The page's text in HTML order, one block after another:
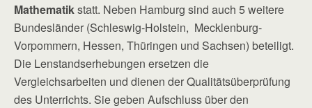
Mathematikstatt. Neben Hamburg sind auch 5 weitere
Bundesländer (Schleswig-Holstein, Mecklenburg-
Vorpommern, Hessen, Thüringen und Sachsen) beteiligt.
Die Lenstandserhebungen ersetzen die
Vergleichsarbeiten und dienen der Qualitätsüberprüfung
des Unterrichts. Sie geben Aufschluss über den